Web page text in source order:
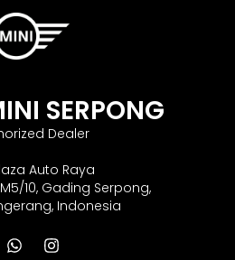
SERPONG
Dealer
Auto Raya
10, Gading Serpong,
Indonesia